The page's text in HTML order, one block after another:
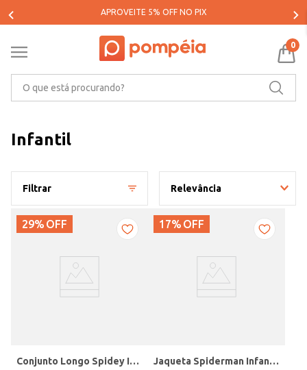
APROVEITE 5% OFF NO PIX
0
Infantil
Filtrar Relevância
29% OFF
Conjunto Longo Spidey Infantil Para Menino - MESCLA
17% OFF
Jaqueta Spiderman Infantil Para Menino - VERMELHO